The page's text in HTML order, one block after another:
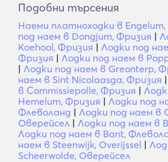
Подобни търсения
Наеми платноходки в
под наем в Dongjum, Фризия |
Koehool, Фризия | Лодки под
Фризия | Лодки под наем в
| Лодки под наем в Greonterp,
наем в Sint Nicolaasga, Фризия |
в Commissiepolle, Фризия |
Hemelum, Фризия | Лодки под
Флеволанд | Лодки под наем в
Оверейсел | Лодки под наем в
Лодки под наем в Bant,
наем в Steenwijk, Overijssel |
Scheerwolde, Оверейсел